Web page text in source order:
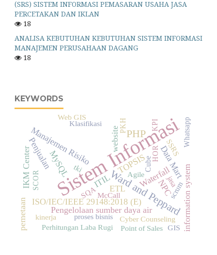
(SRS) SISTEM INFORMASI PEMASARAN USAHA JASA
PERCETAKAN DAN IKLAN
18
ANALISA KEBUTUHAN KEBUTUHAN SISTEM INFORMASI
MANAJEMEN PERUSAHAAN DAGANG
18
KEYWORDS
Sistem Informasi
PHP
Ward and Peppard
ITIL Waterfall
ISO/IEC/IEEE 29148:2018 (E)
Manajemen Risiko
MySQL
information system
TOPSIS Data Mart
website
NPC
ETL
Penjualan
IKM Center
Pengelolaan sumber daya air
pemetaan proses bisnis
tki
jasa
Cyber Counseling
Whatsapp
Perhitungan Laba Rugi
HOR SSRS
Cube
SCOR
SQA
PKH
Klasifikasi
Point of Sales
McCall
kinerja
scrum
Agile
KPI
Web GIS
GIS